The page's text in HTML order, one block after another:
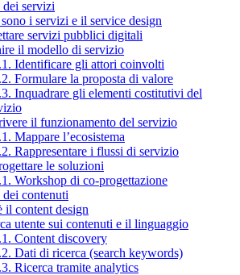
dei servizi
i servizi e il service design
servizi pubblici digitali
il modello di servizio
Identificare gli attori coinvolti
Formulare la proposta di valore
Inquadrare gli elementi costitutivi del
il funzionamento del servizio
Mappare l’ecosistema
Rappresentare i flussi di servizio
le soluzioni
Workshop di co-progettazione
contenuti
il content design
utente sui contenuti e il linguaggio
Content discovery
Dati di ricerca (search keywords)
Ricerca tramite analytics